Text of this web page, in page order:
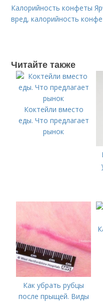
Калорийность конфеты
вред, калорийность
Читайте также
Коктейли вместо
еды. Что предлагает
рынок
Как убрать рубцы
после прыщей. Виды